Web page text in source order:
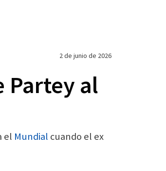
2 de junio de 2026
Partey al
el Mundial cuando el ex